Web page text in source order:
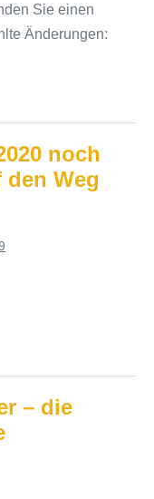
Sie einen
Änderungen:
noch
Weg
– die